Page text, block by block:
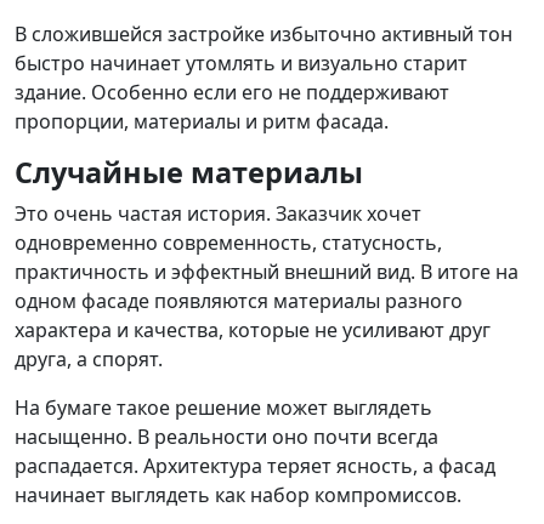
В сложившейся застройке избыточно активный тон
быстро начинает утомлять и визуально старит
здание. Особенно если его не поддерживают
пропорции, материалы и ритм фасада.
Случайные материалы
Это очень частая история. Заказчик хочет
одновременно современность, статусность,
практичность и эффектный внешний вид. В итоге на
одном фасаде появляются материалы разного
характера и качества, которые не усиливают друг
друга, а спорят.
На бумаге такое решение может выглядеть
насыщенно. В реальности оно почти всегда
распадается. Архитектура теряет ясность, а фасад
начинает выглядеть как набор компромиссов.